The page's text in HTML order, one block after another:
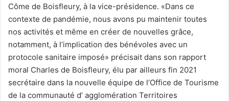
Côme de Boisfleury, à la vice-présidence. «Dans ce
contexte de pandémie, nous avons pu maintenir toutes
nos activités et même en créer de nouvelles grâce,
notamment, à l’implication des bénévoles avec un
protocole sanitaire imposé» précisait dans son rapport
moral Charles de Boisfleury, élu par ailleurs fin 2021
secrétaire dans la nouvelle équipe de l’Office de Tourisme
de la communauté d’ agglomération Territoires